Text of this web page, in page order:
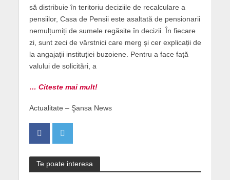
să distribuie în teritoriu deciziile de recalculare a
pensiilor, Casa de Pensii este asaltată de pensionarii
nemulțumiți de sumele regăsite în decizii. În fiecare
zi, sunt zeci de vârstnici care merg și cer explicații de
la angajații instituției buzoiene. Pentru a face față
valului de solicitări, a
… Citeste mai mult!
Actualitate – Şansa News
Te poate interesa